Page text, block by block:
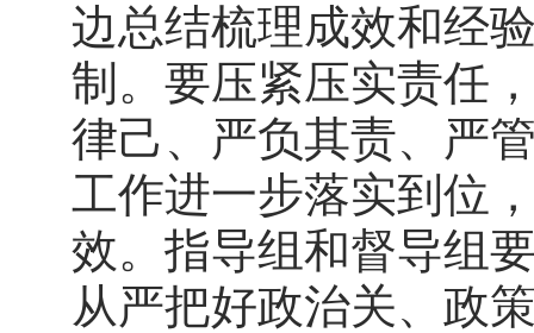
边总结梳理成效和经
制。要压紧压实责任
律己、严负其责、严
工作进一步落实到位
效。指导组和督导组
从严把好政治关、政